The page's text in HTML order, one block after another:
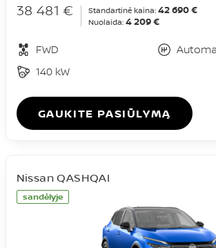
38 481 € Standartinė kaina: 42 690 €
Nuolaida: 4 209 €
FWD
140 kW
GAUKITE PASIŪLYMĄ
sandėlyje
Nissan QASHQAI